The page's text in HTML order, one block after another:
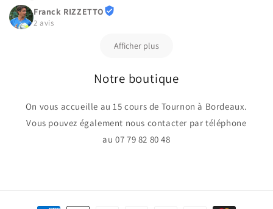
Franck RIZZETTO
2 avis
Afficher plus
Notre boutique
On vous accueille au 15 cours de Tournon à Bordeaux.
Vous pouvez également nous contacter par téléphone
au 07 79 82 80 48